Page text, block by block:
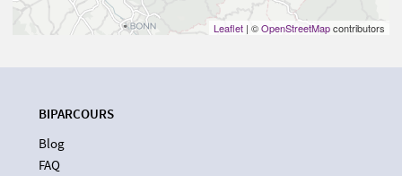
Leaflet | ©OpenStreetMapcontributors
BIPARCOURS
Blog
FAQ